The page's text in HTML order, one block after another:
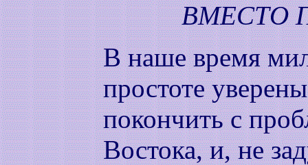
ВМЕСТО
В наше время
простоте
покончить с
Востока, и, не